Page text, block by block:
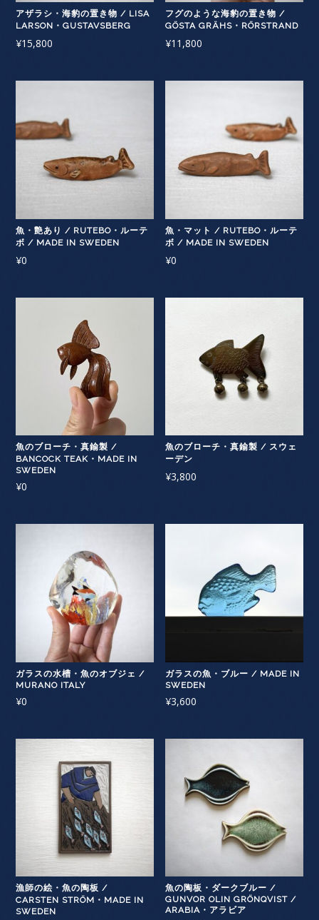
アザラシ・海豹の置き物 / LISA
LARSON・GUSTAVSBERG
¥15,800
フグのような海豹の置き物 /
GÖSTA GRÄHS・RÖRSTRAND
¥11,800
魚・艶あり / RUTEBO・ルーテ
ボ / MADE IN SWEDEN
¥0
魚・マット / RUTEBO・ルーテ
ボ / MADE IN SWEDEN
¥0
魚のブローチ・真鍮製 /
BANCOCK TEAK・MADE IN
SWEDEN
¥0
魚のブローチ・真鍮製 / スウェ
ーデン
¥3,800
ガラスの水槽・魚のオブジェ /
MURANO ITALY
¥0
ガラスの魚・ブルー / MADE IN
SWEDEN
¥3,600
漁師の絵・魚の陶板 /
CARSTEN STRÖM・MADE IN
SWEDEN
魚の陶板・ダークブルー /
GUNVOR OLIN GRÖNQVIST /
ARABIA・アラビア